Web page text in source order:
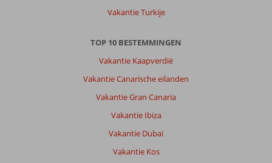
Vakantie Turkije
TOP 10 BESTEMMINGEN
Vakantie Kaapverdië
Vakantie Canarische eilanden
Vakantie Gran Canaria
Vakantie Ibiza
Vakantie Dubai
Vakantie Kos